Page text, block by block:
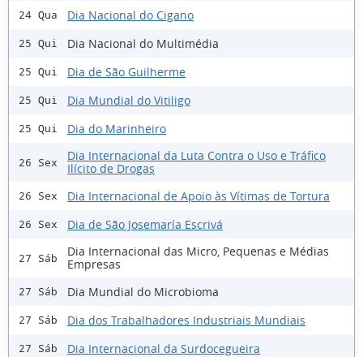
24 Qua Dia Nacional do Cigano
25 Qui Dia Nacional do Multimédia
25 Qui Dia de São Guilherme
25 Qui Dia Mundial do Vitiligo
25 Qui Dia do Marinheiro
26 Sex
Dia Internacional da Luta Contra o Uso e Tráfico
Ilícito de Drogas
26 Sex Dia Internacional de Apoio às Vítimas de Tortura
26 Sex Dia de São Josemaría Escrivá
27 Sáb
Dia Internacional das Micro, Pequenas e Médias
Empresas
27 Sáb Dia Mundial do Microbioma
27 Sáb Dia dos Trabalhadores Industriais Mundiais
27 Sáb Dia Internacional da Surdocegueira